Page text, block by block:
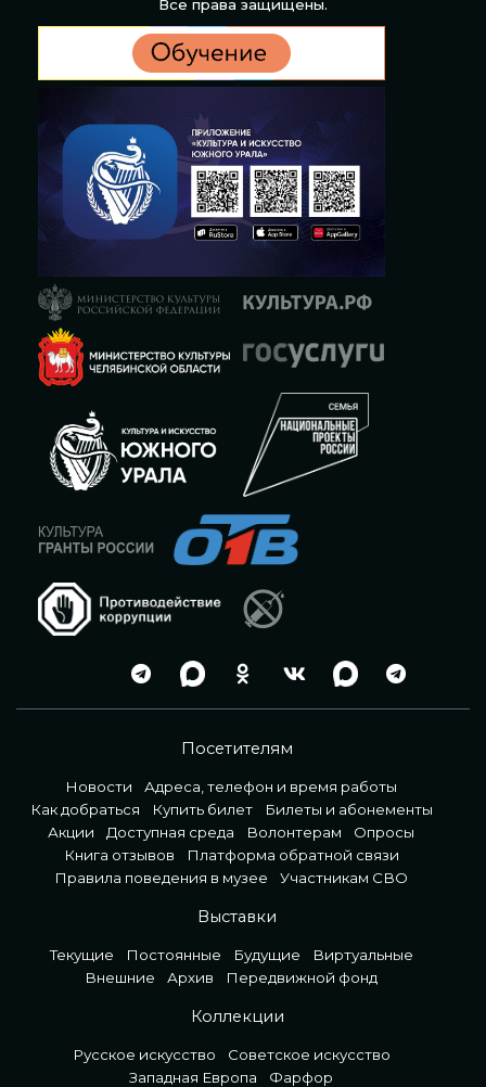
Все права защищены.
Посетителям
Новости
Адреса, телефон и время работы
Как добраться
Купить билет
Билеты и абонементы
Акции
Доступная среда Волонтерам
Опросы
Книга отзывов
Платформа обратной связи
Правила поведения в музее
Участникам СВО
Выставки
Текущие Постоянные Будущие
Виртуальные
Внешние
Архив Передвижной фонд
Коллекции
Русское искусство
Советское искусство
Западная Европа
Фарфор